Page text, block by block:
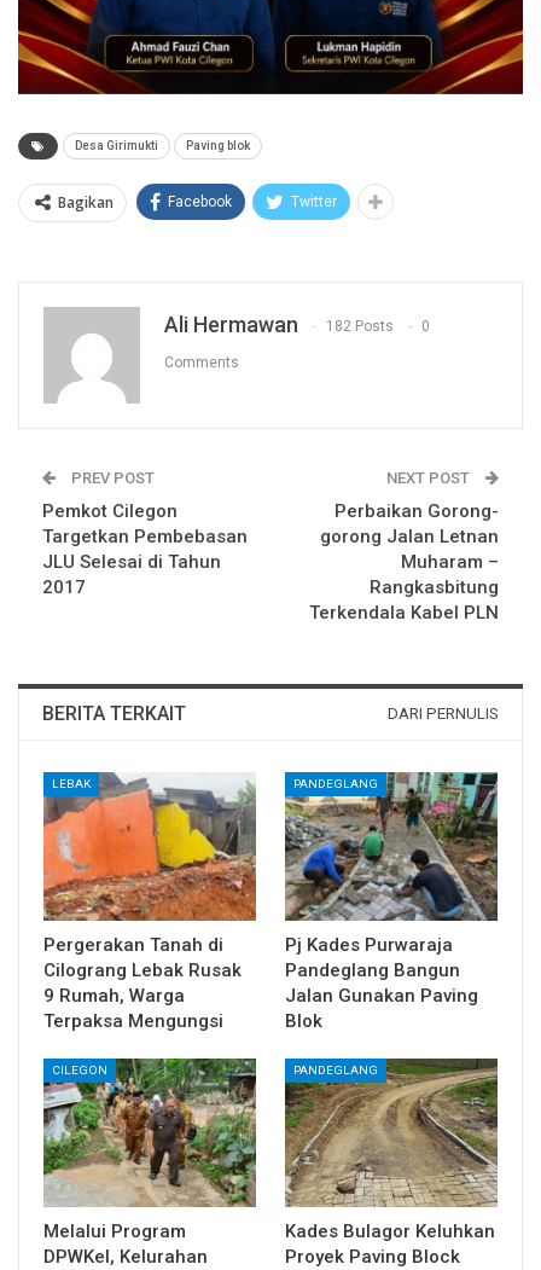
Desa Girimukti Paving blok
Bagikan Facebook Twitter
Ali Hermawan 182 Posts 0
Comments
PREV POST
Pemkot Cilegon
Targetkan Pembebasan
JLU Selesai di Tahun
2017
NEXT POST
Perbaikan Gorong-
gorong Jalan Letnan
Muharam –
Rangkasbitung
Terkendala Kabel PLN
BERITA TERKAIT DARI PERNULIS
LEBAK
Pergerakan Tanah di
Cilograng Lebak Rusak
9 Rumah, Warga
Terpaksa Mengungsi
PANDEGLANG
Pj Kades Purwaraja
Pandeglang Bangun
Jalan Gunakan Paving
Blok
CILEGON
Melalui Program
DPWKel, Kelurahan
PANDEGLANG
Kades Bulagor Keluhkan
Proyek Paving Block